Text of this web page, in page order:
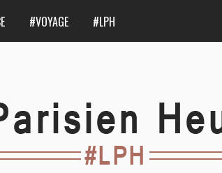
#VOYAGE #LPH